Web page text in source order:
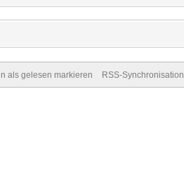
als gelesen markieren RSS-Synchronisation